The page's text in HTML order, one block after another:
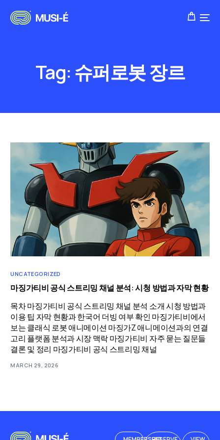
Tag:슈퍼로봇 장르
UNCATEGORIZED
마징가티비 공식 스트리밍 채널 분석: 시청 방법과 자막 현황
목차 마징가티비 공식 스트리밍 채널 분석 소개 시청 방법과
이용 팁 자막 현황과 한국어 더빙 여부 확인 마징가티비에서
보는 클래식 로봇 애니메이션 마징가Z 애니메이션과의 연결
고리 플랫폼 분석과 시장 맥락 마징가티비 자주 묻는 질문들
결론 및 정리 마징가티비 공식 스트리밍 채널
MARCH 29, 2026